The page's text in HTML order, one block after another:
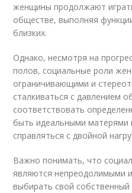
женщины продолжают
обществе, выполняя
близких.
Однако, несмотря на
полов, социальные роли
ограничивающими и
сталкиваться с давлением
соответствовать
быть идеальными матерями
справляться с двойной
Важно понимать, что
являются непреодолимыми
выбирать свой